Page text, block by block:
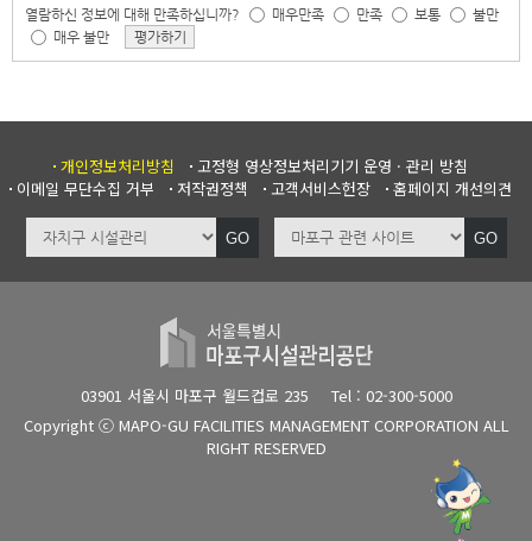
열람하신 정보에 대해 만족하십니까? 매우만족 만족 보통
불만
매우 불만
평가하기
개인정보처리방침
고정형 영상정보처리기기 운영 · 관리 방침
이메일 무단수집 거부
저작권정책 고객서비스헌장 홈페이지 개선의견
GO GO
03901 서울시 마포구 월드컵로 235
Tel : 02-300-5000
Copyright ⓒ MAPO-GU FACILITIES MANAGEMENT CORPORATION ALL
RIGHT RESERVED